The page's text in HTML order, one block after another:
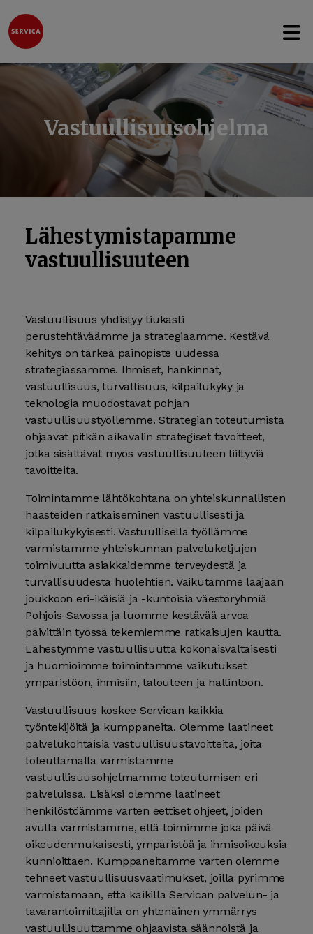
Hyppää sisältöön
Avaa
Vastuullisuusohjelma
Lähestymistapamme
vastuullisuuteen
Vastuullisuus yhdistyy tiukasti
perustehtäväämme ja strategiaamme. Kestävä
kehitys on tärkeä painopiste uudessa
strategiassamme. Ihmiset, hankinnat,
vastuullisuus, turvallisuus, kilpailukyky ja
teknologia muodostavat pohjan
vastuullisuustyöllemme. Strategian toteutumista
ohjaavat pitkän aikavälin strategiset tavoitteet,
jotka sisältävät myös vastuullisuuteen liittyviä
tavoitteita.
Toimintamme lähtökohtana on yhteiskunnallisten
haasteiden ratkaiseminen vastuullisesti ja
kilpailukykyisesti. Vastuullisella työllämme
varmistamme yhteiskunnan palveluketjujen
toimivuutta asiakkaidemme terveydestä ja
turvallisuudesta huolehtien. Vaikutamme laajaan
joukkoon eri-ikäisiä ja -kuntoisia väestöryhmiä
Pohjois-Savossa ja luomme kestävää arvoa
päivittäin työssä tekemiemme ratkaisujen kautta.
Lähestymme vastuullisuutta kokonaisvaltaisesti
ja huomioimme toimintamme vaikutukset
ympäristöön, ihmisiin, talouteen ja hallintoon.
Vastuullisuus koskee Servican kaikkia
työntekijöitä ja kumppaneita. Olemme laatineet
palvelukohtaisia vastuullisuustavoitteita, joita
toteuttamalla varmistamme
vastuullisuusohjelmamme toteutumisen eri
palveluissa. Lisäksi olemme laatineet
henkilöstöämme varten eettiset ohjeet, joiden
avulla varmistamme, että toimimme joka päivä
oikeudenmukaisesti, ympäristöä ja ihmisoikeuksia
kunnioittaen. Kumppaneitamme varten olemme
tehneet vastuullisuusvaatimukset, joilla pyrimme
varmistamaan, että kaikilla Servican palvelun- ja
tavarantoimittajilla on yhtenäinen ymmärrys
vastuullisuuttamme ohjaavista säännöistä ja